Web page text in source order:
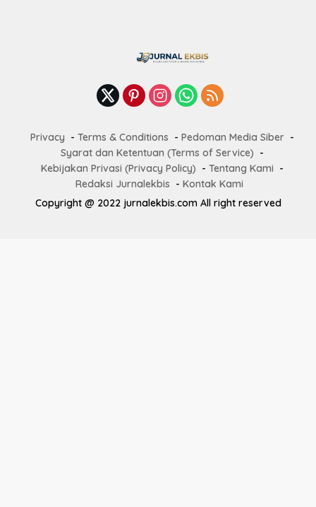
Privacy Terms & Conditions
Pedoman Media Siber
Syarat dan Ketentuan (Terms of Service)
Kebijakan Privasi (Privacy Policy)
Tentang Kami
Redaksi Jurnalekbis
Kontak Kami
Copyright @ 2022 jurnalekbis.com All right reserved